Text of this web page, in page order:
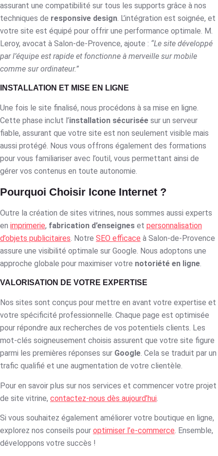
assurant une compatibilité sur tous les supports grâce à nos
techniques de responsive design. L’intégration est soignée, et
votre site est équipé pour offrir une performance optimale. M.
Leroy, avocat à Salon-de-Provence, ajoute : “Le site développé
par l’équipe est rapide et fonctionne à merveille sur mobile
comme sur ordinateur.”
INSTALLATION ET MISE EN LIGNE
Une fois le site finalisé, nous procédons à sa mise en ligne.
Cette phase inclut l’installation sécurisée sur un serveur
fiable, assurant que votre site est non seulement visible mais
aussi protégé. Nous vous offrons également des formations
pour vous familiariser avec l’outil, vous permettant ainsi de
gérer vos contenus en toute autonomie.
Pourquoi Choisir Icone Internet ?
Outre la création de sites vitrines, nous sommes aussi experts
en imprimerie, fabrication d’enseignes et personnalisation
d’objets publicitaires . Notre SEO efficace à Salon-de-Provence
assure une visibilité optimale sur Google. Nous adoptons une
approche globale pour maximiser votre notoriété en ligne
VALORISATION DE VOTRE EXPERTISE
Nos sites sont conçus pour mettre en avant votre expertise et
votre spécificité professionnelle. Chaque page est optimisée
pour répondre aux recherches de vos potentiels clients. Les
mot-clés soigneusement choisis assurent que votre site figure
parmi les premières réponses sur Google. Cela se traduit par un
trafic qualifié et une augmentation de votre clientèle.
Pour en savoir plus sur nos services et commencer votre projet
de site vitrine, contactez-nous dès aujourd’hui
Si vous souhaitez également améliorer votre boutique en ligne,
explorez nos conseils pour optimiser l’e-commerce. Ensemble,
développons votre succès !